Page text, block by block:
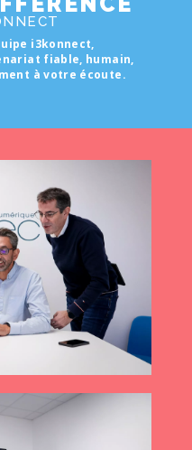
i3konnect,
fiable, humain,
à votre écoute.